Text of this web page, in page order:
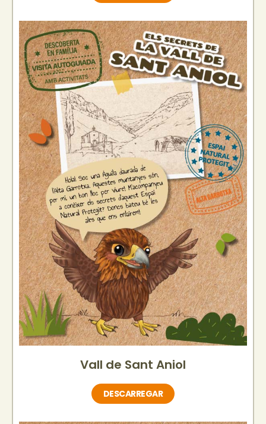
Vall de Sant Aniol
DESCARREGAR